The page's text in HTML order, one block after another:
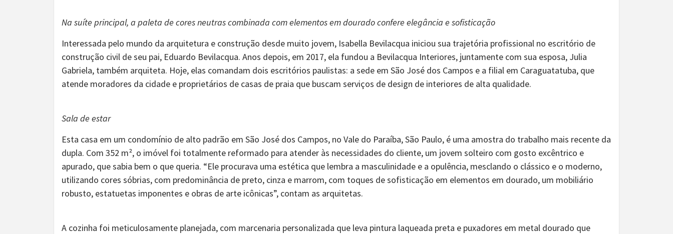
Na suíte principal, a paleta de cores neutras combinada com elementos em dourado confere elegância e sofisticação
Interessada pelo mundo da arquitetura e construção desde muito jovem, Isabella Bevilacqua iniciou sua trajetória profissional no escritório de
construção civil de seu pai, Eduardo Bevilacqua. Anos depois, em 2017, ela fundou a Bevilacqua Interiores, juntamente com sua esposa, Julia
Gabriela, também arquiteta. Hoje, elas comandam dois escritórios paulistas: a sede em São José dos Campos e a filial em Caraguatatuba, que
atende moradores da cidade e proprietários de casas de praia que buscam serviços de design de interiores de alta qualidade.
Sala de estar
Esta casa em um condomínio de alto padrão em São José dos Campos, no Vale do Paraíba, São Paulo, é uma amostra do trabalho mais recente da
dupla. Com 352 m², o imóvel foi totalmente reformado para atender às necessidades do cliente, um jovem solteiro com gosto excêntrico e
apurado, que sabia bem o que queria. “Ele procurava uma estética que lembra a masculinidade e a opulência, mesclando o clássico e o moderno,
utilizando cores sóbrias, com predominância de preto, cinza e marrom, com toques de sofisticação em elementos em dourado, um mobiliário
robusto, estatuetas imponentes e obras de arte icônicas”, contam as arquitetas.
A cozinha foi meticulosamente planejada, com marcenaria personalizada que leva pintura laqueada preta e puxadores em metal dourado que